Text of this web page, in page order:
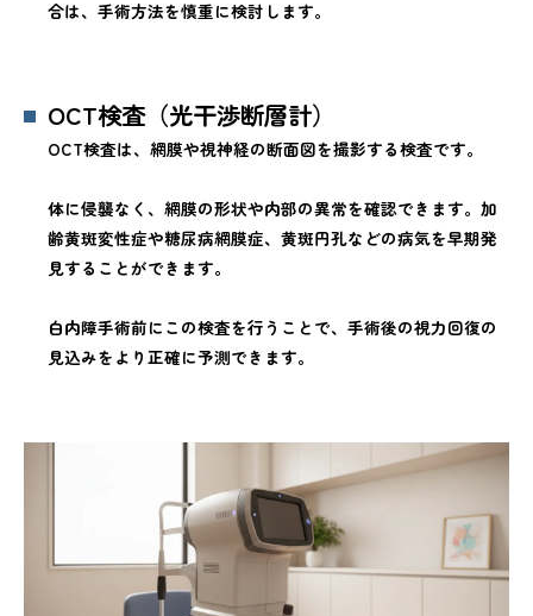
合は、手術方法を慎重に検討します。
OCT検査（光干渉断層計）
OCT検査は、網膜や視神経の断面図を撮影する検査です。
体に侵襲なく、網膜の形状や内部の異常を確認できます。加
齢黄斑変性症や糖尿病網膜症、黄斑円孔などの病気を早期発
見することができます。
白内障手術前にこの検査を行うことで、手術後の視力回復の
見込みをより正確に予測できます。